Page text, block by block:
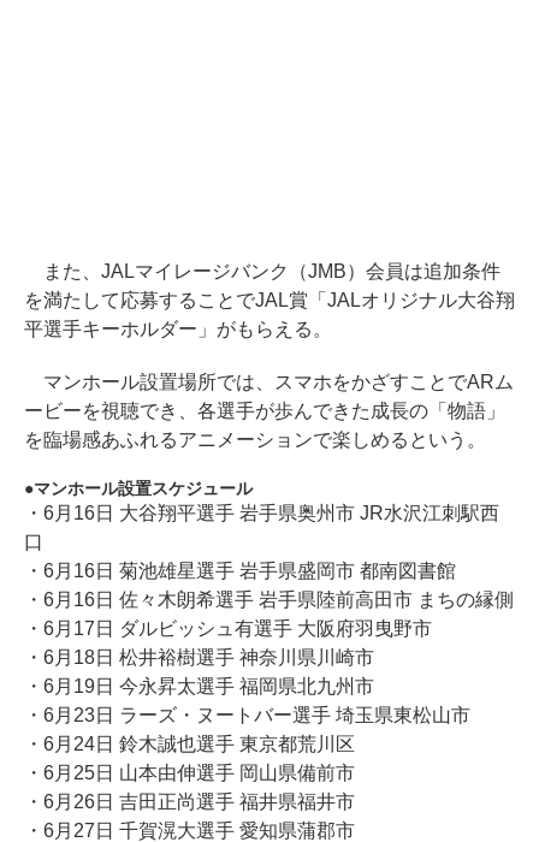
また、JALマイレージバンク（JMB）会員は追加条件
を満たして応募することでJAL賞「JALオリジナル大谷翔
平選手キーホルダー」がもらえる。
マンホール設置場所では、スマホをかざすことでARム
ービーを視聴でき、各選手が歩んできた成長の「物語」
を臨場感あふれるアニメーションで楽しめるという。
マンホール設置スケジュール
・6月16日 大谷翔平選手 岩手県奥州市 JR水沢江刺駅西
口
・6月16日 菊池雄星選手 岩手県盛岡市 都南図書館
・6月16日 佐々木朗希選手 岩手県陸前高田市 まちの縁側
・6月17日 ダルビッシュ有選手 大阪府羽曳野市
・6月18日 松井裕樹選手 神奈川県川崎市
・6月19日 今永昇太選手 福岡県北九州市
・6月23日 ラーズ・ヌートバー選手 埼玉県東松山市
・6月24日 鈴木誠也選手 東京都荒川区
・6月25日 山本由伸選手 岡山県備前市
・6月26日 吉田正尚選手 福井県福井市
・6月27日 千賀滉大選手 愛知県蒲郡市